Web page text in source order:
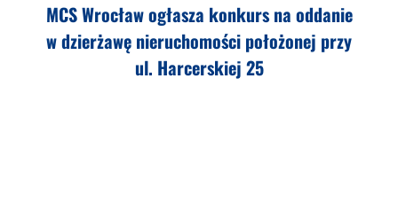
MCS Wrocław ogłasza konkurs na oddanie
w dzierżawę nieruchomości położonej przy
ul. Harcerskiej 25